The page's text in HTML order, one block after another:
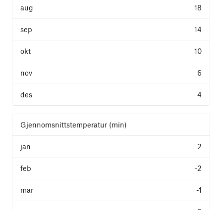
18
14
10
6
4
Gjennomsnittstemperatur (min)
-2
-2
-1